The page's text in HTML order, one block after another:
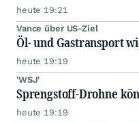
heute 19:21
Vance über US-Ziel
Öl- und Gastransport
heute 19:19
'WSJ'
Sprengstoff-Drohne
heute 19:19